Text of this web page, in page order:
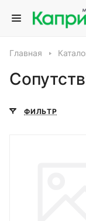
Главная
ФИЛЬТР